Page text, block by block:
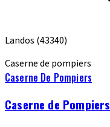
Landos (43340)
Caserne de pompiers
Caserne De Pompiers
Caserne de Pompiers